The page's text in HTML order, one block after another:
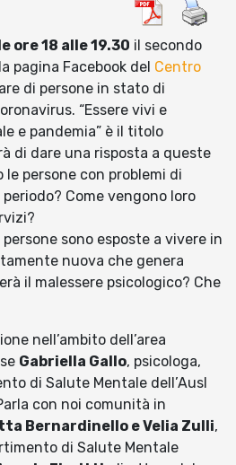
ore 18 alle 19.30 il secondo
pagina Facebook del Centro
di persone in stato di
“Essere vivi e
e pandemia” è il titolo
di dare una risposta a queste
le persone con problemi di
Come vengono loro
sono esposte a vivere in
nuova che genera
il malessere psicologico? Che
nell’ambito dell’area
Gabriella Gallo, psicologa,
di Salute Mentale dell’Ausl
con noi comunità in
Bernardinello e Velia Zulli,
di Salute Mentale